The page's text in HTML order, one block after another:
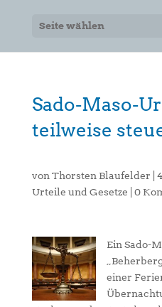
Seite wählen
Sado-Maso-
teilweise
von Thorsten Blaufelder
Urteile und Gesetze
0
Ein Sado-
einer